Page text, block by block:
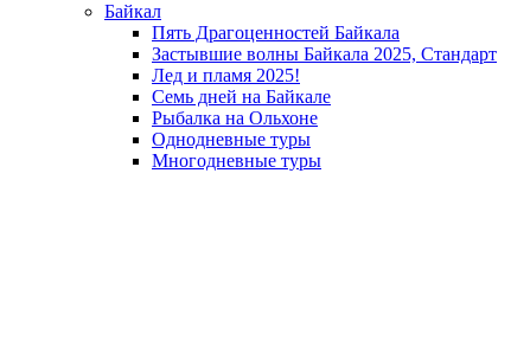
Байкал
Пять Драгоценностей Байкала
Застывшие волны Байкала 2025, Стандарт
Лед и пламя 2025!
Семь дней на Байкале
Рыбалка на Ольхоне
Однодневные туры
Многодневные туры